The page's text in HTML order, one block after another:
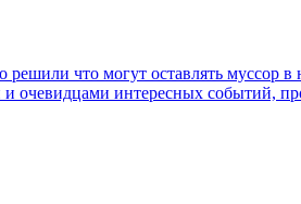
что могут оставлять муссор
и очевидцами интересных событий,